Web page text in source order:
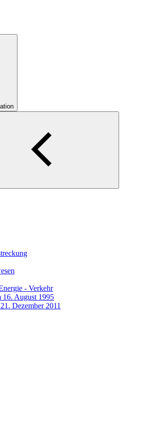
- Verkehr
16. August 1995
Dezember 2011